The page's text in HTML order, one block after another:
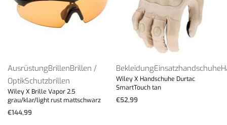
AusrüstungBrillenBrillen /
OptikSchutzbrillen
Wiley X Brille Vapor 2.5
grau/klar/light rust mattschwarz
€144,99
BekleidungEinsatzhandschuhe
Wiley X Handschuhe Durtac
SmartTouch tan
€52,99